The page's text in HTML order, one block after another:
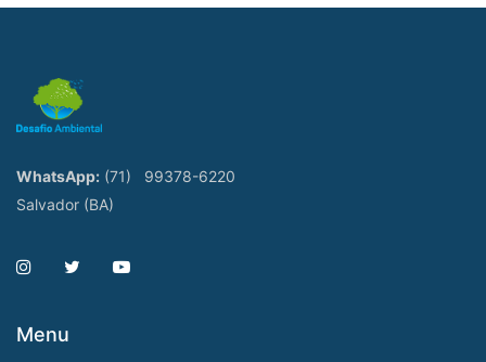
WhatsApp: (71)
99378-6220
Salvador (BA)
Menu